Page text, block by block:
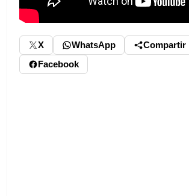
X WhatsApp
Compartir
Facebook